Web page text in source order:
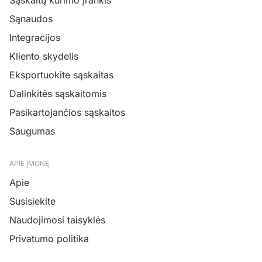
Sąnaudos
Integracijos
Kliento skydelis
Eksportuokite sąskaitas
Dalinkitės sąskaitomis
Pasikartojančios sąskaitos
Saugumas
APIE ĮMONĘ
Apie
Susisiekite
Naudojimosi taisyklės
Privatumo politika